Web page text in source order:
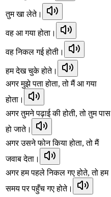
तुम खा लेते।
वह आ गया होता।
वह निकल गई होती।
हम देख चुके होते।
अगर मुझे पता होता, तो मैं आ गया
होता।
अगर तुमने पढ़ाई की होती, तो तुम पास
हो जाते।
अगर उसने फोन किया होता, तो मैं
जवाब देता।
अगर हम पहले निकल गए होते, तो हम
समय पर पहुँच गए होते।